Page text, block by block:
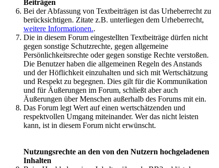
Beiträgen
Bei der Abfassung von Textbeiträgen ist das Urheberrecht zu
berücksichtigen. Zitate z.B. unterliegen dem Urheberrecht,
weitere Informationen..
Die in diesem Forum eingestellten Textbeiträge dürfen nicht
gegen sonstige Schutzrechte, gegen allgemeine
Persönlichkeitsrechte oder gegen sonstige Rechte verstoßen.
Die Benutzer haben die allgemeinen Regeln des Anstands
und der Höflichkeit einzuhalten und sich mit Wertschätzung
und Respekt zu begegnen. Dies gilt für die Kommunikation
und für Äußerungen im Forum, schließt aber auch
Äußerungen über Menschen außerhalb des Forums mit ein.
Das Forum legt Wert auf einen wertschätzenden und
respektvollen Umgang miteinander. Wer das nicht leisten
kann, ist in diesem Forum nicht erwünscht.
Nutzungsrechte an den von den Nutzern hochgeladenen
Inhalten